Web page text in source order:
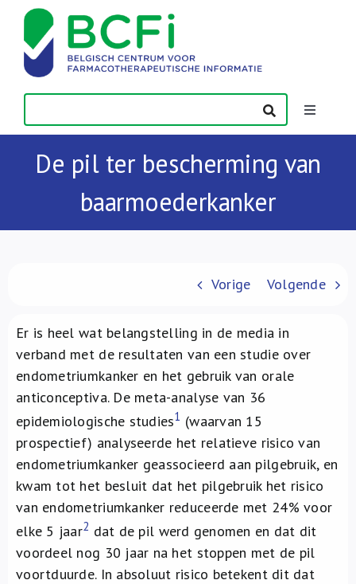
content
Toggle
Nieuws
Over ons
FR
De pil ter bescherming van
baarmoederkanker
Vorige Volgende
Er is heel wat belangstelling in de media in
verband met de resultaten van een studie over
endometriumkanker en het gebruik van orale
anticonceptiva. De meta-analyse van 36
epidemiologische studies1 (waarvan 15
prospectief) analyseerde het relatieve risico van
endometriumkanker geassocieerd aan pilgebruik, en
kwam tot het besluit dat het pilgebruik het risico
van endometriumkanker reduceerde met 24% voor
elke 5 jaar2 dat de pil werd genomen en dat dit
voordeel nog 30 jaar na het stoppen met de pil
voortduurde. In absoluut risico betekent dit dat